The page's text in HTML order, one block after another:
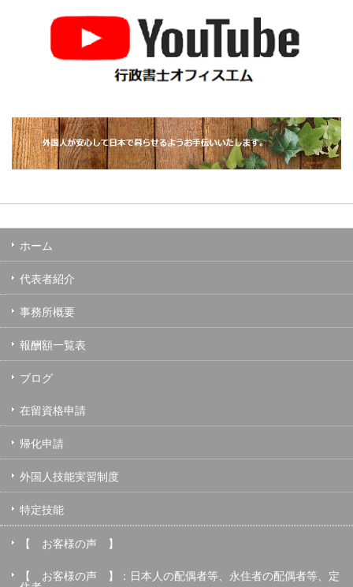
ホーム
代表者紹介
事務所概要
報酬額一覧表
ブログ
在留資格申請
帰化申請
外国人技能実習制度
特定技能
【 お客様の声 】
【 お客様の声 】：日本人の配偶者等、永住者の配偶者等、定